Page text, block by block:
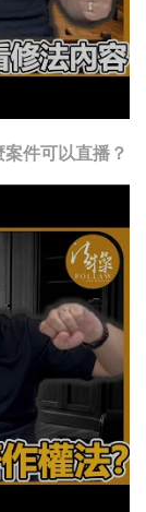
件可以直播？